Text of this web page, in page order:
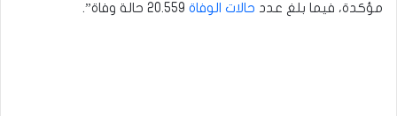
مؤكدة، فيما بلغ عدد حالات الوفاة